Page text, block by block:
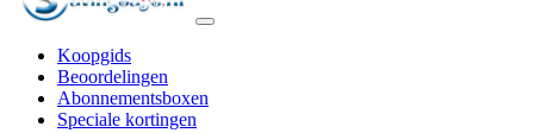
Koopgids
Beoordelingen
Abonnementsboxen
Speciale kortingen